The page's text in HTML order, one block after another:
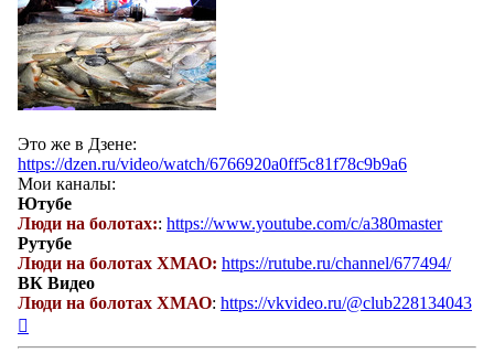
Это же в Дзене:
https://dzen.ru/video/watch/6766920a0ff5c81f78c9b9a6
Мои каналы:
Ютубе
Люди на болотах:: https://www.youtube.com/c/a380master
Рутубе
Люди на болотах ХМАО: https://rutube.ru/channel/677494/
ВК Видео
Люди на болотах ХМАО: https://vkvideo.ru/@club228134043